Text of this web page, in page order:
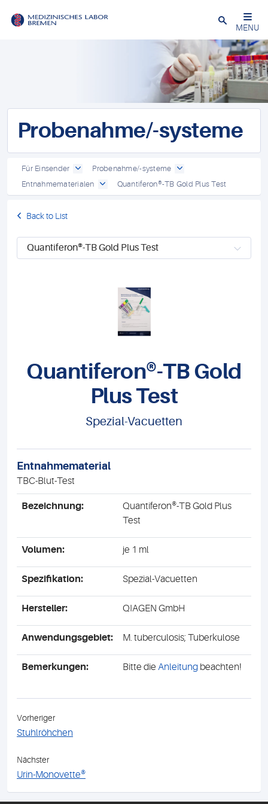
Schließen
MENU
Probenahme/-systeme
Für Einsender
Probenahme/-systeme
Entnahmematerialen
Quantiferon®-TB Gold Plus Test
Back to List
Quantiferon®-TB Gold Plus Test
Quantiferon®-TB Gold
Plus Test
Spezial-Vacuetten
Entnahmematerial
TBC-Blut-Test
Bezeichnung:
Quantiferon®-TB Gold Plus
Test
Volumen: je 1 ml
Spezifikation: Spezial-Vacuetten
Hersteller: QIAGEN GmbH
Anwendungsgebiet: M. tuberculosis; Tuberkulose
Bemerkungen: Bitte die Anleitung beachten!
Vorheriger
Stuhlröhchen
Nächster
Urin-Monovette®